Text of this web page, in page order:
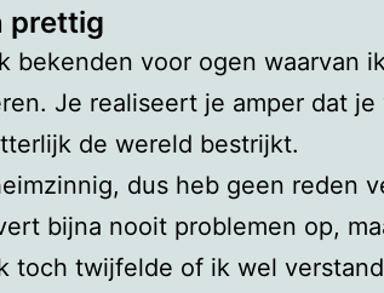
prettig
bekenden voor ogen waarvan
Je realiseert je amper dat je
de wereld bestrijkt.
dus heb geen reden
bijna nooit problemen op,
toch twijfelde of ik wel